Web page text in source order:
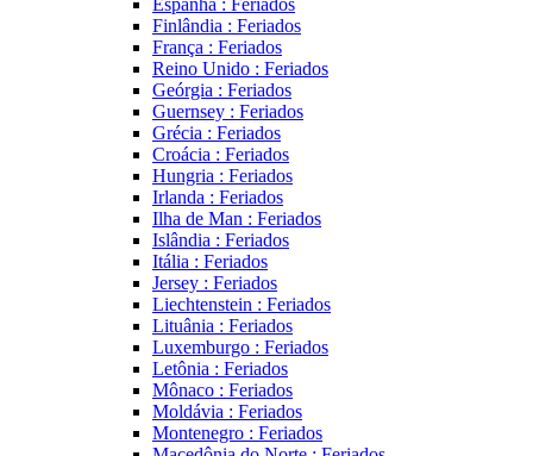
Finlândia : Feriados
França : Feriados
Reino Unido : Feriados
Geórgia : Feriados
Guernsey : Feriados
Grécia : Feriados
Croácia : Feriados
Hungria : Feriados
Irlanda : Feriados
Ilha de Man : Feriados
Islândia : Feriados
Itália : Feriados
Jersey : Feriados
Liechtenstein : Feriados
Lituânia : Feriados
Luxemburgo : Feriados
Letônia : Feriados
Mônaco : Feriados
Moldávia : Feriados
Montenegro : Feriados